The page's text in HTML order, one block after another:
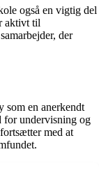
også en vigtig del
aktivt til
der
som en anerkendt
for undervisning og
med at